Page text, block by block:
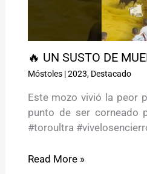
🔥 UN SUSTO DE
Móstoles|2023, Destacado
Este mozo vivió la peor
punto de ser corneado
#toroultra
Read More »